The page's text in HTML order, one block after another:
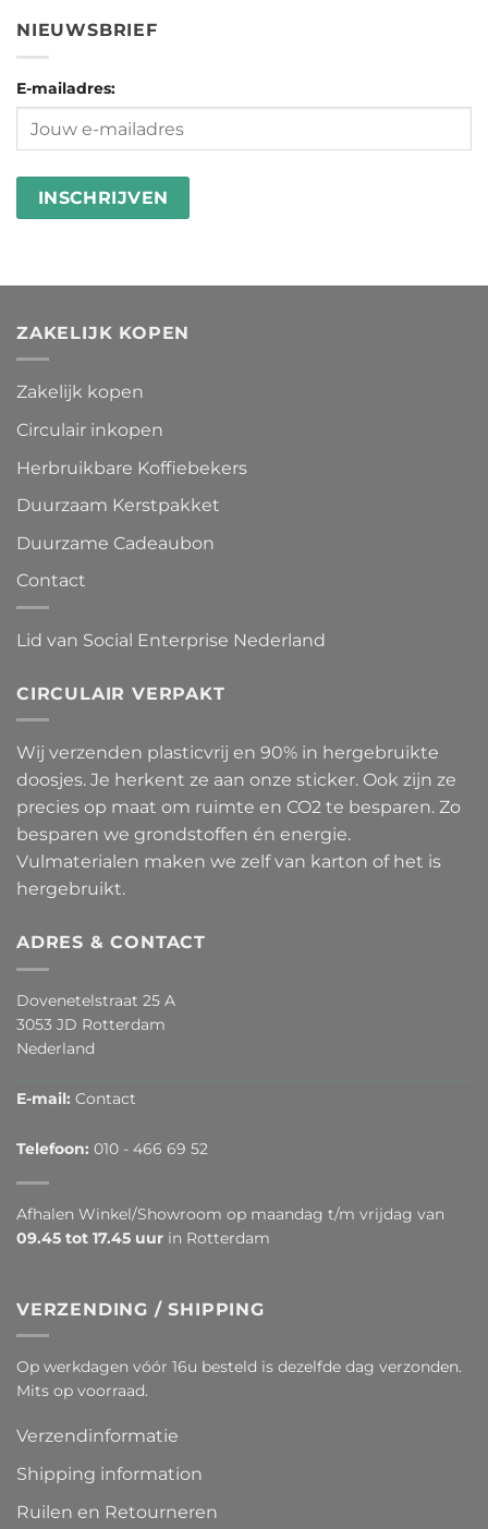
2026
cadeaukaart
van
goed
besteden
PVA
in
wasstrips
NIEUWSBRIEF
E-mailadres:
ZAKELIJK KOPEN
Zakelijk kopen
Circulair inkopen
Herbruikbare Koffiebekers
Duurzaam Kerstpakket
Duurzame Cadeaubon
Contact
Lid van Social Enterprise Nederland
CIRCULAIR VERPAKT
Wij verzenden plasticvrij en 90% in hergebruikte
doosjes. Je herkent ze aan onze sticker. Ook zijn ze
precies op maat om ruimte en CO2 te besparen. Zo
besparen we grondstoffen én energie.
Vulmaterialen maken we zelf van karton of het is
hergebruikt.
ADRES & CONTACT
Dovenetelstraat 25 A
3053 JD Rotterdam
Nederland
E-mail: Contact
Telefoon: 010 - 466 69 52
Afhalen Winkel/Showroom op maandag t/m vrijdag van
09.45 tot 17.45 uur in Rotterdam
VERZENDING / SHIPPING
Op werkdagen vóór 16u besteld is dezelfde dag verzonden.
Mits op voorraad.
Verzendinformatie
Shipping information
Ruilen en Retourneren